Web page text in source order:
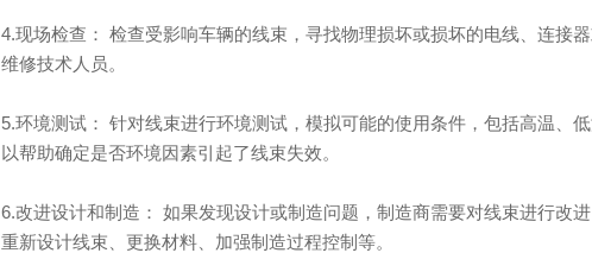
4.现场检查： 检查受影响车辆的线束，寻找物理损坏或损坏的电线、连接
维修技术人员。
5.环境测试： 针对线束进行环境测试，模拟可能的使用条件，包括高温、
以帮助确定是否环境因素引起了线束失效。
6.改进设计和制造： 如果发现设计或制造问题，制造商需要对线束进行改
重新设计线束、更换材料、加强制造过程控制等。